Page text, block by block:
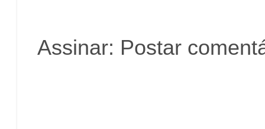
Assinar: Postar